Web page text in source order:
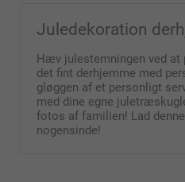
Juledekoration
Hæv julestemningen ved at
det fint derhjemme med
gløggen af et personligt
med dine egne
fotos af familien! Lad
nogensinde!